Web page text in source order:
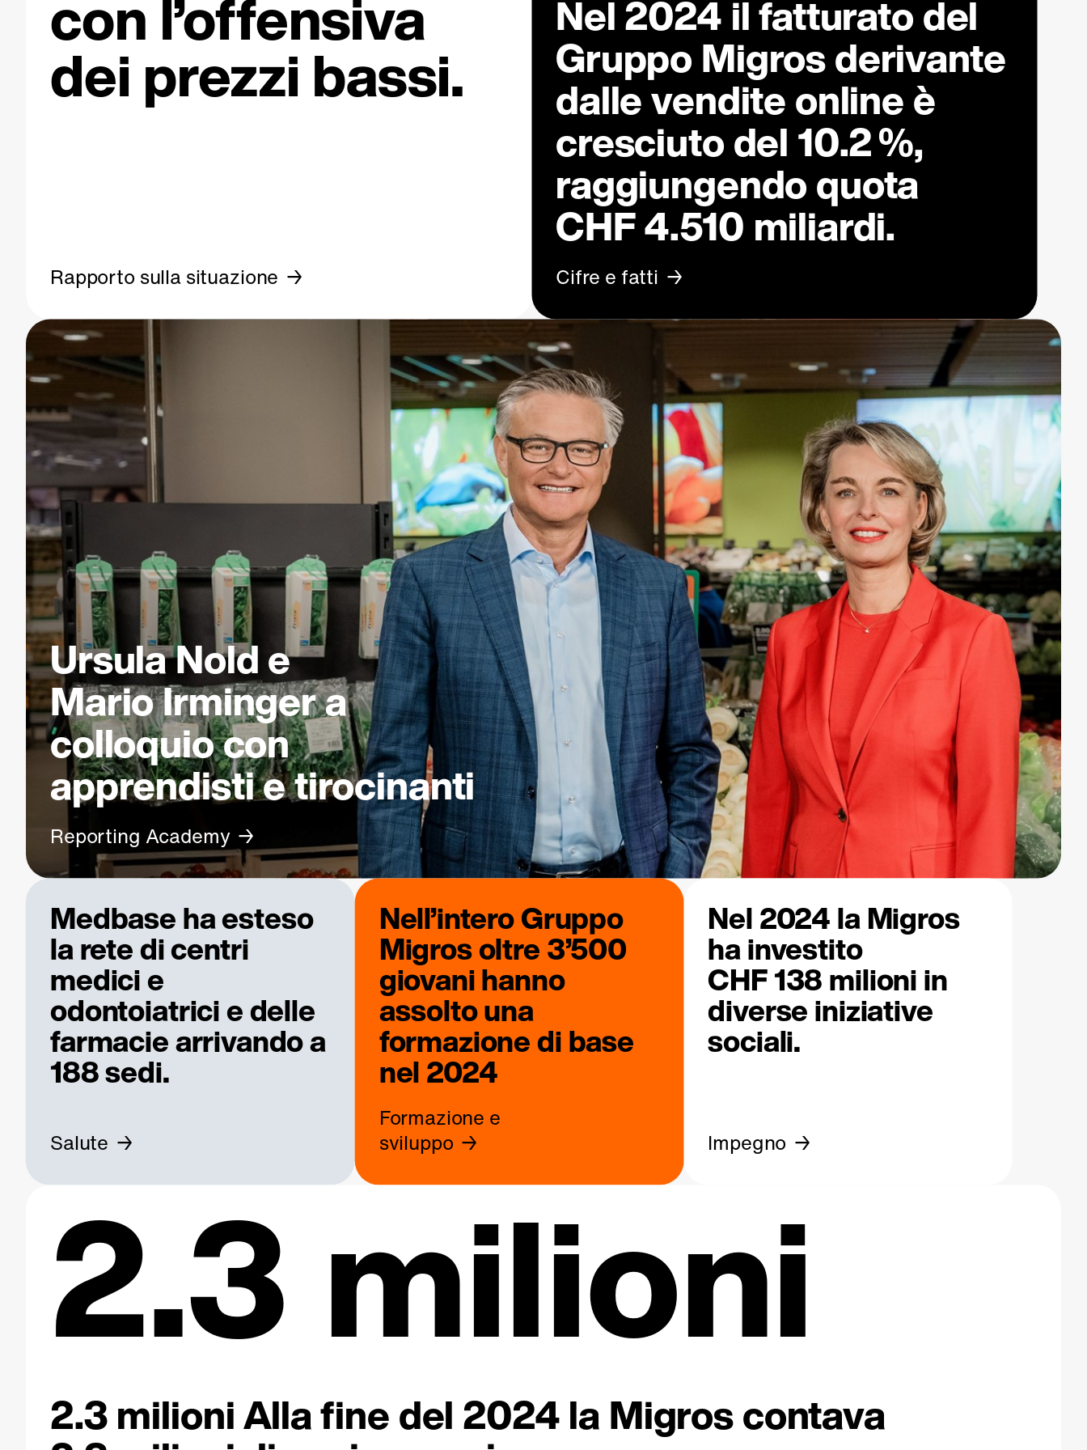
con l’offensiva
dei prezzi bassi.
Rapporto sulla situazione
Nel 2024 il fatturato del
Gruppo Migros derivante
dalle vendite online è
cresciuto del 10.2 %,
raggiungendo quota
CHF 4.510 miliardi.
Cifre e fatti
Ursula Nold e
Mario Irminger a
colloquio con
apprendisti e tirocinanti
Reporting Academy
Medbase ha esteso
la rete di centri
medici e
odontoiatrici e delle
farmacie arrivando a
188 sedi.
Salute
Nell’intero Gruppo
Migros oltre 3’500
giovani hanno
assolto una
formazione di base
nel 2024
Formazione e
sviluppo
Nel 2024 la Migros
ha investito
CHF 138 milioni in
diverse iniziative
sociali.
Impegno
2.3 milioni
2.3 milioni Alla fine del 2024 la Migros contava